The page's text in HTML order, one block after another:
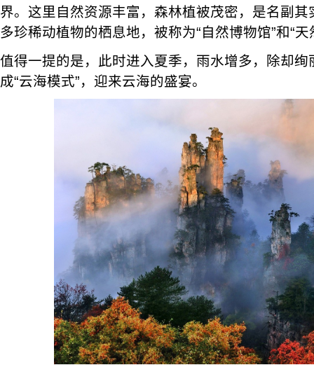
界。这里自然资源丰富，森林植被茂密，是名副
多珍稀动植物的栖息地，被称为“自然博物馆”和“天
值得一提的是，此时进入夏季，雨水增多，除却
成“云海模式”，迎来云海的盛宴。